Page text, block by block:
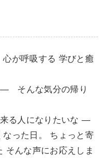
が呼吸する 学びと癒
そんな気分の帰り
る人になりたいな —
った日。 ちょっと寄
そんな声にお応えしま